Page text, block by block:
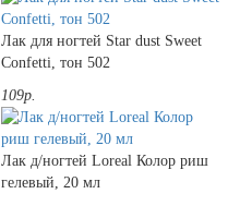
Лак для ногтей Star dust Sweet
Confetti, тон 502
109р.
Лак д/ногтей Loreal Колор риш
гелевый, 20 мл